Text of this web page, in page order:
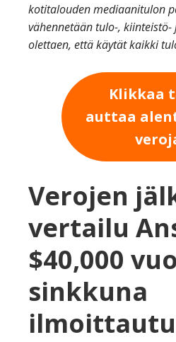
kotitalouden mediaanitulon
vähennetään tulo-,
olettaen, että käytät kaikki
Klikkaa
auttaa
Verojen
vertailu
$40,000
sinkkuna